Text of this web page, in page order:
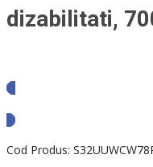
dizabilitati,
Cod Produs: